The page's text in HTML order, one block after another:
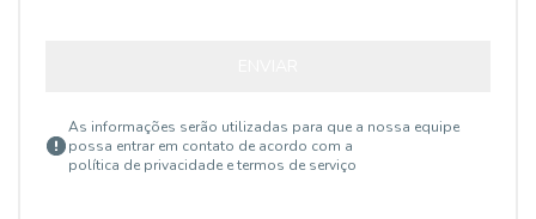
As informações serão utilizadas para que a nossa equipe
possa entrar em contato de acordo com a
política de privacidade e termos de serviço